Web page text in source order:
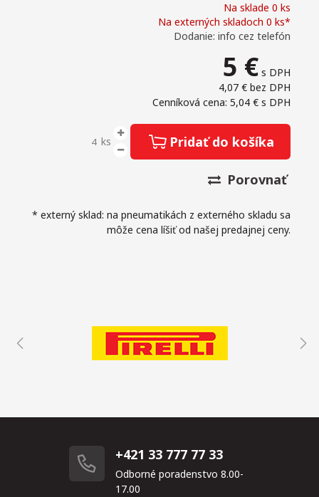
Na sklade 0 ks
Na externých skladoch 0 ks*
Dodanie: info cez telefón
5 € s DPH
4,07 € bez DPH
Cenníková cena: 5,04 € s DPH
ks Pridať do košíka
Porovnať
* externý sklad: na pneumatikách z externého skladu sa
môže cena líšiť od našej predajnej ceny.
+421 33 777 77 33
Odborné poradenstvo 8.00-
17.00